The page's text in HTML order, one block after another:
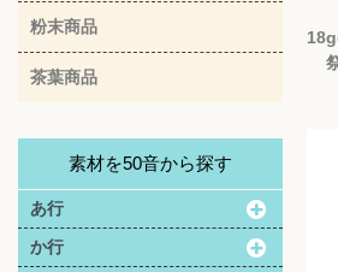
粉末商品
茶葉商品
素材を50音から探す
あ行
か行